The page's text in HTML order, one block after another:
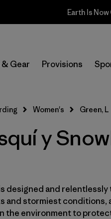
Earth Is
& Gear Provisions
Selecciona una tienda
Filtrar por
Price
Filtrar por
Size
Filtrar por
Color 1
Women's Green, L
y
designed and
and stormiest conditions,
the environment to